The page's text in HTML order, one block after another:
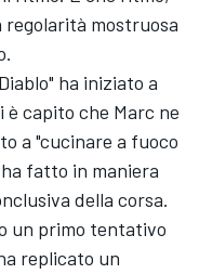
regolarità mostruosa
ha iniziato a
è capito che Marc ne
a "cucinare a fuoco
fatto in maniera
della corsa.
un primo tentativo
replicato un